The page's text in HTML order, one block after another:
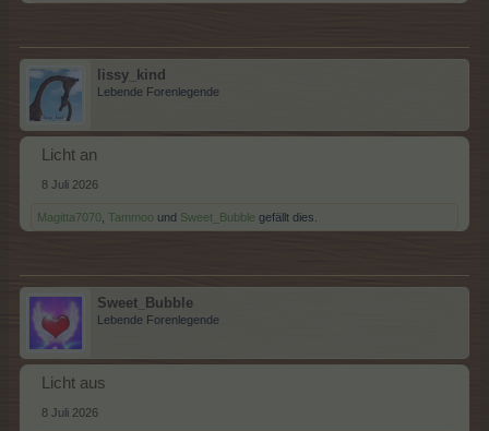
lissy_kind
Lebende Forenlegende
Licht an
8 Juli 2026
Magitta7070 Tammoo und Sweet_Bubble gefällt dies.
Sweet_Bubble
Lebende Forenlegende
Licht aus
8 Juli 2026